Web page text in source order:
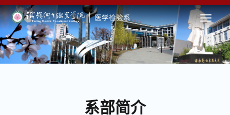
系部简介